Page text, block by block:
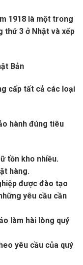
1918 là một trong
thứ 3 ở Nhật và xếp
Bản
cấp tất cả các loại
hành đúng tiêu
tồn kho nhiều.
hàng.
được đào tạo
yêu cầu cần
làm hài lòng quý
yêu cầu của quý